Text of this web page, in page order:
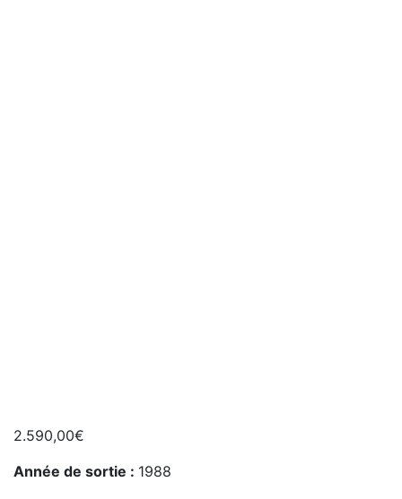
2.590,00€
Année de sortie : 1988